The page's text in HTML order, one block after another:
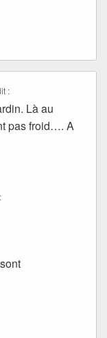
:
Là au
pas froid…. A